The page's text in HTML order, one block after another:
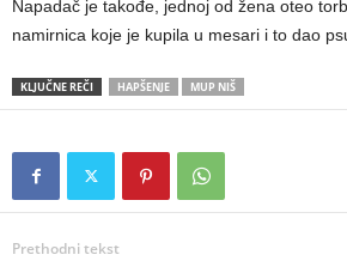
Napadač je takođe, jednoj od žena oteo
namirnica koje je kupila u mesari i to dao
KLJUČNE REČI HAPŠENJE MUP NIŠ
Prethodni tekst